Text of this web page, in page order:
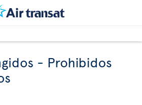
- Prohibidos